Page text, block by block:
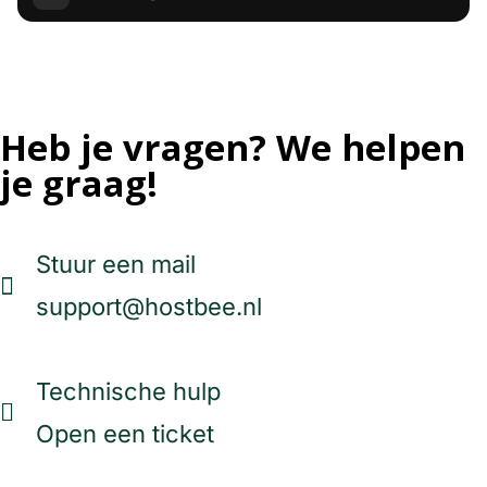
Gewaardeerd door duizenden klanten
Heb je vragen? We helpen
je graag!
Stuur een mail
support@hostbee.nl
Technische hulp
Open een ticket